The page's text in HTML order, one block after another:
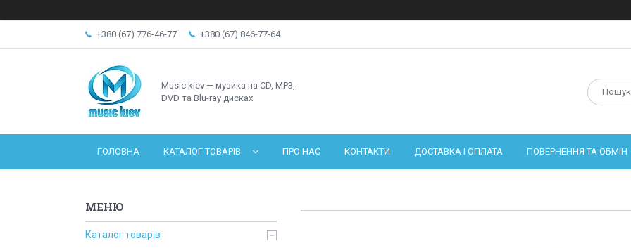
+380 (67) 776-46-77 +380 (67) 846-77-64
Music kiev — музика на CD, MP3,
DVD та Blu-ray дисках
ГОЛОВНА КАТАЛОГ ТОВАРІВ ПРО НАС КОНТАКТИ ДОСТАВКА І ОПЛАТА ПОВЕРНЕННЯ ТА ОБМІН
Каталог товарів